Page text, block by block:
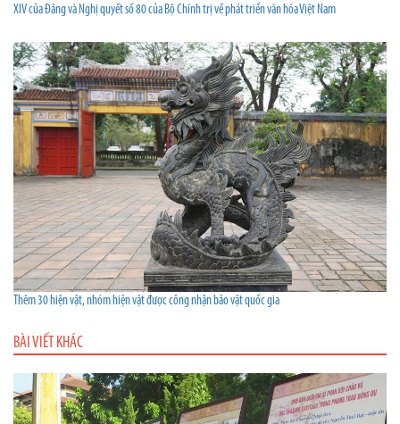
XIV của Đảng và Nghị quyết số 80 của Bộ Chính trị về phát triển văn hóa Việt Nam
Thêm 30 hiện vật, nhóm hiện vật được công nhận bảo vật quốc gia
BÀI VIẾT KHÁC